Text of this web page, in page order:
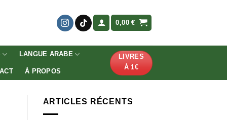
0,00€
LANGUE ARABE
À PROPOS
LIVRES
À 1€
ARTICLES RÉCENTS